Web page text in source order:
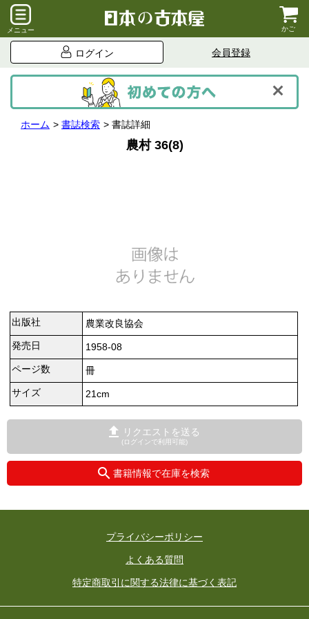
メニュー かご
ログイン 会員登録
ホーム 書誌検索 書誌詳細
農村 36(8)
出版社
農業改良協会
発売日
1958-08
ページ数
冊
サイズ
21cm
リクエストを送る
(ログインで利用可能)
書籍情報で在庫を検索
プライバシーポリシー
よくある質問
特定商取引に関する法律に基づく表記